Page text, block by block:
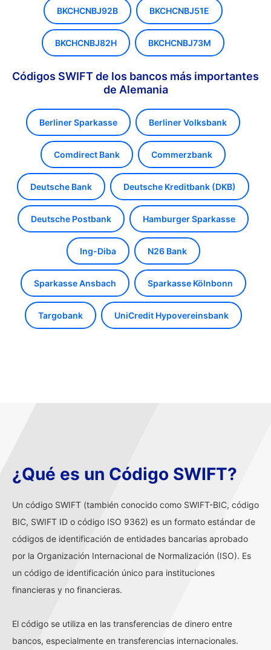
BKCHCNBJ92B BKCHCNBJ51E
BKCHCNBJ82H BKCHCNBJ73M
Códigos SWIFT de los bancos más importantes
de Alemania
Berliner Sparkasse Berliner Volksbank
Comdirect Bank Commerzbank
Deutsche Bank Deutsche Kreditbank (DKB)
Deutsche Postbank Hamburger Sparkasse
Ing-Diba N26 Bank
Sparkasse Ansbach Sparkasse Kölnbonn
Targobank UniCredit Hypovereinsbank
¿Qué es un Código SWIFT?
Un código SWIFT (también conocido como SWIFT-BIC, código
BIC, SWIFT ID o código ISO 9362) es un formato estándar de
códigos de identificación de entidades bancarias aprobado
por la Organización Internacional de Normalización (ISO). Es
un código de identificación único para instituciones
financieras y no financieras.
El código se utiliza en las transferencias de dinero entre
bancos, especialmente en transferencias internacionales.